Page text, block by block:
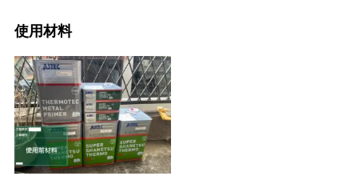
使用材料